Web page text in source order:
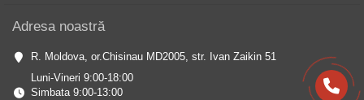
Adresa noastră
R. Moldova, or.Chisinau MD2005, str. Ivan Zaikin 51
Luni-Vineri 9:00-18:00
Simbata 9:00-13:00